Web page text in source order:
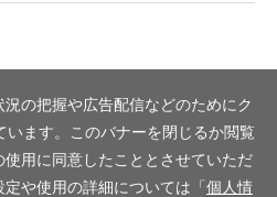
の把握や広告配信などのためにク
います。このバナーを閉じるか閲覧
用に同意したこととさせていただ
や使用の詳細については「個人情